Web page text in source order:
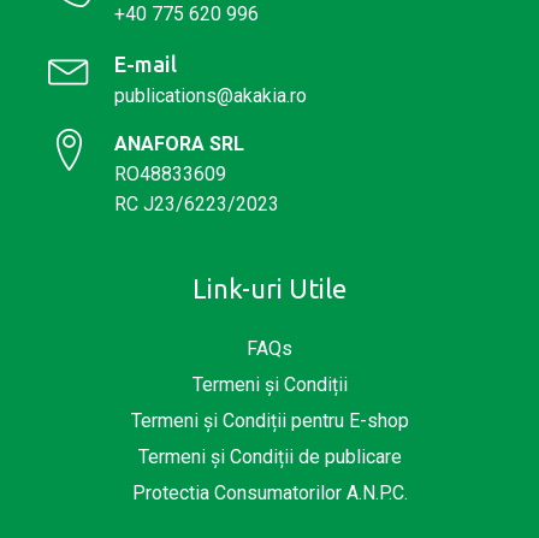
+40 775 620 996
E-mail
publications@akakia.ro
ANAFORA SRL
RO48833609
RC J23/6223/2023
Link-uri Utile
FAQs
Termeni și Condiții
Termeni și Condiții pentru E-shop
Termeni și Condiții de publicare
Protectia Consumatorilor A.N.P.C.